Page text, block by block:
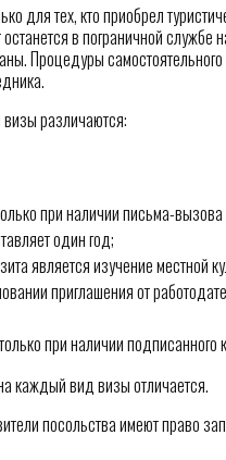
для тех, кто приобрел
в пограничной
Процедуры
различаются:
при наличии письма-
один год;
является изучение местной
приглашения от
при наличии подписанного
каждый вид визы отличается.
посольства имеют право